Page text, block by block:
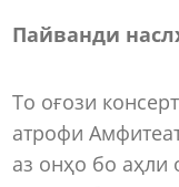
Пайванди
То оғози
атрофи
аз онҳо бо аҳли